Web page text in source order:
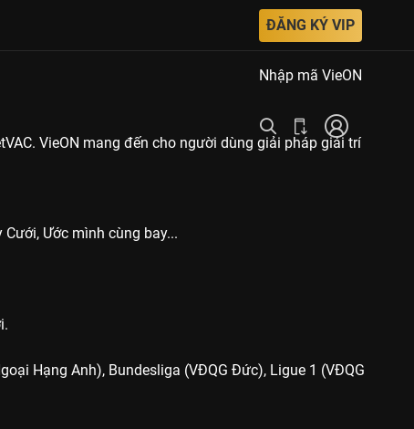
ĐĂNG KÝ VIP
Nhập mã VieON
VieON mang đến cho người dùng giải pháp giải trí
Ước mình cùng bay...
Hạng Anh), Bundesliga (VĐQG Đức), Ligue 1 (VĐQG